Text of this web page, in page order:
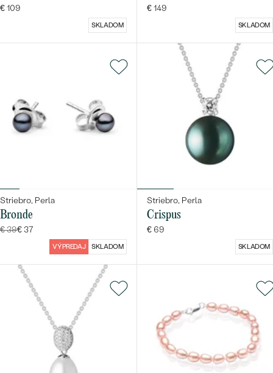
€ 109
SKLADOM
€ 149
SKLADOM
Striebro, Perla
Bronde
€ 39€ 37
VÝPREDAJ SKLADOM
Striebro, Perla
Crispus
€ 69
SKLADOM